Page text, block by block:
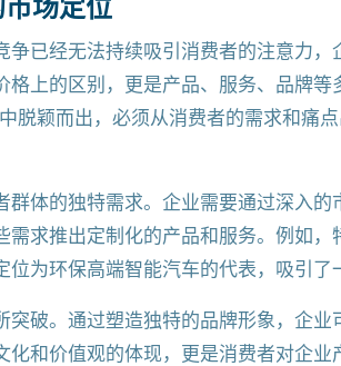
场定位
已经无法持续吸引消费者的注意力，
上的区别，更是产品、服务、品牌等
脱颖而出，必须从消费者的需求和痛
体的独特需求。企业需要通过深入的
求推出定制化的产品和服务。例如，
为环保高端智能汽车的代表，吸引了
破。通过塑造独特的品牌形象，企业
和价值观的体现，更是消费者对企业